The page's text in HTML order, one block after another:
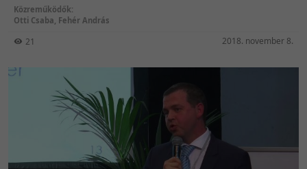
Közreműködők:
Otti Csaba Fehér András
21 2018. november 8.